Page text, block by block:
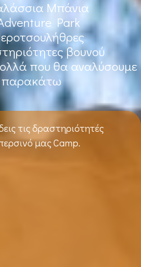
Μπάνια
Park
βουνού
που θα αναλύσουμε
παρακάτω
τις δραστηριότητές
μας Camp.